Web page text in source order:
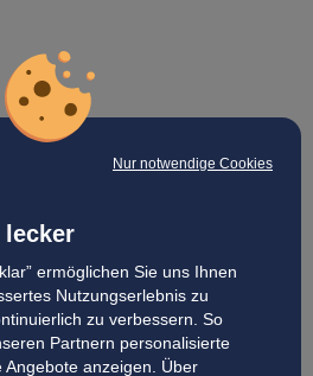
Nur notwendige Cookies
lecker
ermöglichen Sie uns Ihnen
Nutzungserlebnis zu
zu verbessern. So
Partnern personalisierte
anzeigen. Über